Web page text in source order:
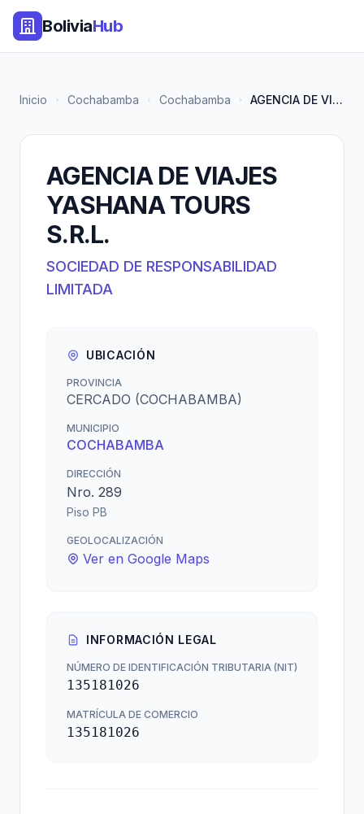
BoliviaHub
Inicio Cochabamba Cochabamba AGENCIA DE VIAJES YASHANA TOUR...
AGENCIA DE VIAJES
YASHANA TOURS
S.R.L.
SOCIEDAD DE RESPONSABILIDAD
LIMITADA
UBICACIÓN
PROVINCIA
CERCADO (COCHABAMBA)
MUNICIPIO
COCHABAMBA
DIRECCIÓN
Nro. 289
Piso PB
GEOLOCALIZACIÓN
Ver en Google Maps
INFORMACIÓN LEGAL
NÚMERO DE IDENTIFICACIÓN TRIBUTARIA (NIT)
135181026
MATRÍCULA DE COMERCIO
135181026